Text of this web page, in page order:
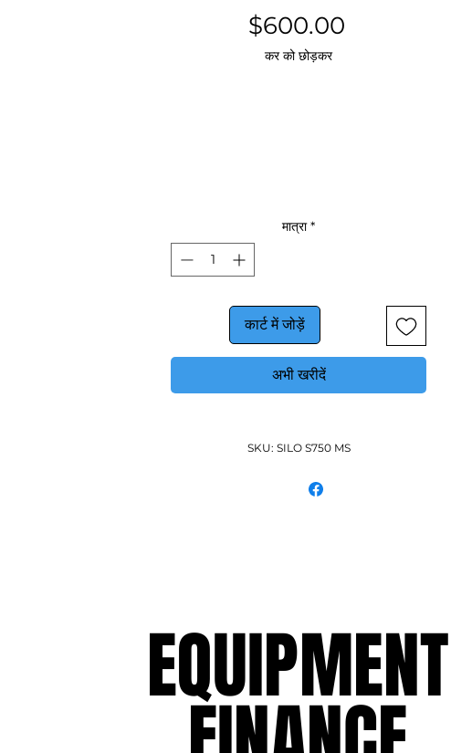
$600.00मूल्य
कर को छोड़कर
मात्रा *
कार्ट में जोड़ें
अभी खरीदें
SKU: SILO S750 MS
EQUIPMENT
EQUIPMENT